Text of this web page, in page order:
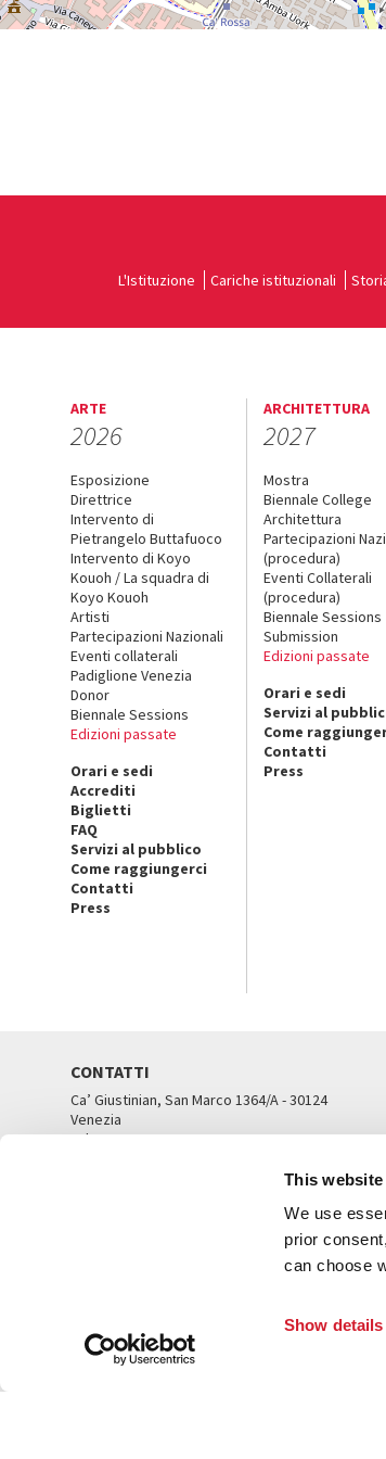
This
We use
prior
can choose
Show details
L'Istituzione Cariche istituzionali
ARTE
2026
Esposizione
Direttrice
Intervento di
Pietrangelo Buttafuoco
Intervento di Koyo
Kouoh / La squadra di
Koyo Kouoh
Artisti
Partecipazioni Nazionali
Eventi collaterali
Padiglione Venezia
Donor
Biennale Sessions
Edizioni passate
Orari e sedi
Accrediti
Biglietti
FAQ
Servizi al pubblico
Come raggiungerci
Contatti
Press
ARCHITETTURA
2027
Mostra
Biennale College
Architettura
Partecipazioni
(procedura)
Eventi Collaterali
(procedura)
Biennale Sessions
Submission
Edizioni passate
Orari e sedi
Servizi al
Come
Contatti
Press
CONTATTI
Ca’ Giustinian, San Marco 1364/A - 30124
Venezia
Tel. 041 5218711